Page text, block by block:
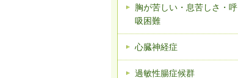
胸が苦しい・息苦しさ・呼
吸困難
心臓神経症
過敏性腸症候群